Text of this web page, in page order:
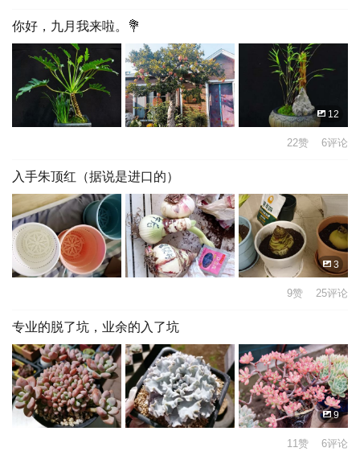
你好，九月我来啦。💐
12
22赞 6评论
入手朱顶红（据说是进口的）
3
9赞 25评论
专业的脱了坑，业余的入了坑
9
11赞 6评论